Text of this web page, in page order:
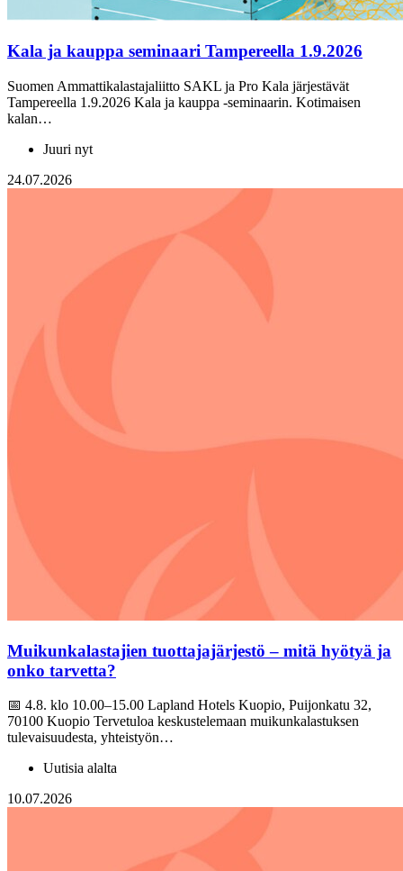
Kala ja kauppa seminaari Tampereella 1.9.2026
Suomen Ammattikalastajaliitto SAKL ja Pro Kala järjestävät
Tampereella 1.9.2026 Kala ja kauppa -seminaarin. Kotimaisen
kalan…
Juuri nyt
24.07.2026
Muikunkalastajien tuottajajärjestö – mitä hyötyä ja
onko tarvetta?
📅 4.8. klo 10.00–15.00 Lapland Hotels Kuopio, Puijonkatu 32,
70100 Kuopio Tervetuloa keskustelemaan muikunkalastuksen
tulevaisuudesta, yhteistyön…
Uutisia alalta
10.07.2026